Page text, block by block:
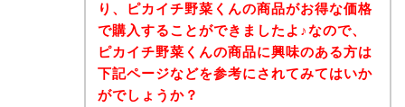
り、ピカイチ野菜くんの商品がお得な価格
で購入することができましたよ♪なので、
ピカイチ野菜くんの商品に興味のある方は
下記ページなどを参考にされてみてはいか
がでしょうか？